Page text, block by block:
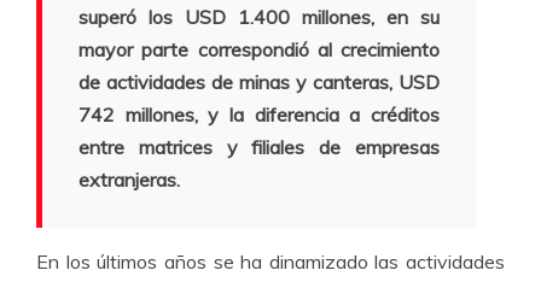
superó los USD 1.400 millones, en su
mayor parte correspondió al crecimiento
de actividades de minas y canteras, USD
742 millones, y la diferencia a créditos
entre matrices y filiales de empresas
extranjeras.
En los últimos años se ha dinamizado las actividades